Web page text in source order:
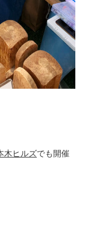
木ヒルズでも開催